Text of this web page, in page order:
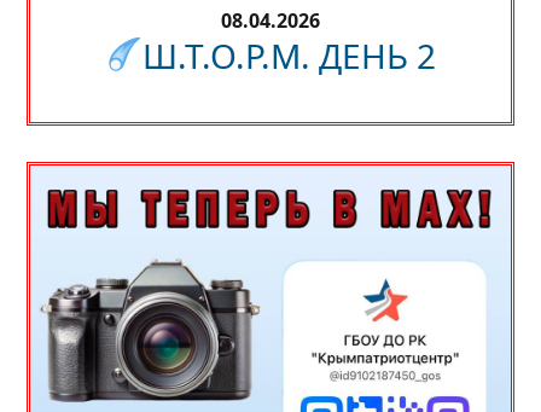
08.04.2026
Ш.Т.О.Р.М. ДЕНЬ 2